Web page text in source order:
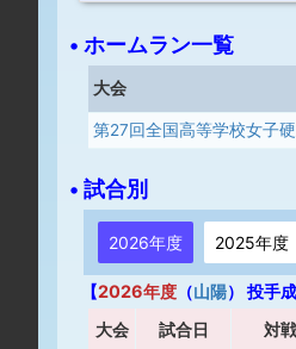
• ホームラン一覧
大会
第27回全国高等学校女子
• 試合別
2026年度 2025年度
【2026年度 （山陽） 投手成
大会 試合日 対